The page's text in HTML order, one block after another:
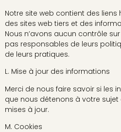
Notre site web contient des
des sites web tiers et des
Nous n’avons aucun contrôle
pas responsables de leurs
de leurs pratiques.
L. Mise à jour des informations
Merci de nous faire savoir si les
que nous détenons à votre
mises à jour.
M. Cookies